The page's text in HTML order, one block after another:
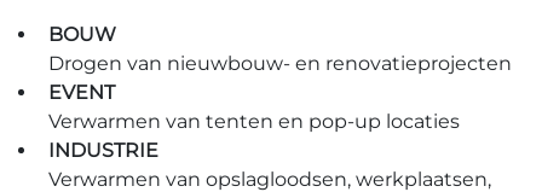
BOUW
Drogen van nieuwbouw- en renovatieprojecten
EVENT
Verwarmen van tenten en pop-up locaties
INDUSTRIE
Verwarmen van opslagloodsen, werkplaatsen,